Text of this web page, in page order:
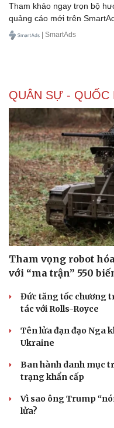
Tham khảo ngay trọn bộ
quảng cáo mới trên
| SmartAds
QUÂN SỰ - QUỐC
Tham vọng robot
với “ma trận” 550
Đức tăng tốc chương
tác với Rolls-Royce
Tên lửa đạn đạo Nga
Ukraine
Ban hành danh mục
trạng khẩn cấp
Vì sao ông Trump
lửa?